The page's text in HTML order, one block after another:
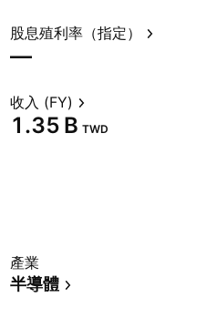
股息殖利率（指定）
—
收入 (FY)
‪1.35 B‬ TWD
產業
半導體